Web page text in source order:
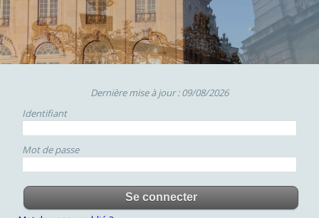
Dernière mise à jour : 09/08/2026
Identifiant
Mot de passe